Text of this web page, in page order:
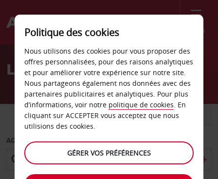
Menu
Welcome
AvisLocation de voiture Stord
VOITURE UTILITAIRE
AGENCE DE DÉPART
Politique des cookies
Nous utilisons des cookies pour vous proposer des
offres personnalisées, pour des raisons analytiques
et pour améliorer votre expérience sur notre site.
Nous partageons également nos données avec des
partenaires publicitaires et analytiques. Pour plus
d’informations, voir notre politique de cookies. En
cliquant sur ACCEPTER vous acceptez que nous
utilisions des cookies.
GÉRER VOS PRÉFÉRENCES